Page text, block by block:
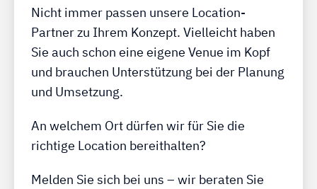
Nicht immer passen unsere Location-
Partner zu Ihrem Konzept. Vielleicht haben
Sie auch schon eine eigene Venue im Kopf
und brauchen Unterstützung bei der Planung
und Umsetzung.
An welchem Ort dürfen wir für Sie die
richtige Location bereithalten?
Melden Sie sich bei uns – wir beraten Sie